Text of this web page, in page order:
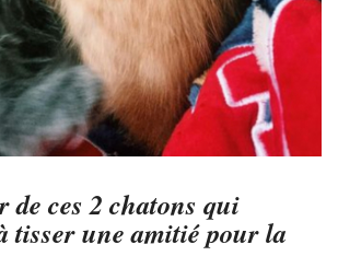
de ces 2 chatons qui
tisser une amitié pour la